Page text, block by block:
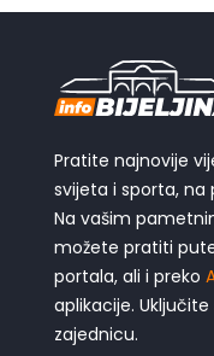
Pratite najnovije
svijeta i sporta, na
Na vašim
možete pratiti
portala, ali i preko
aplikacije.
zajednicu.